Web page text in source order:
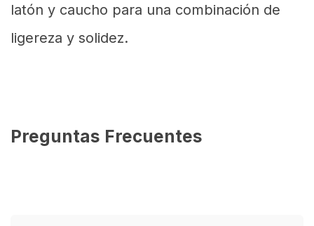
latón y caucho para una combinación de
ligereza y solidez.
Preguntas Frecuentes